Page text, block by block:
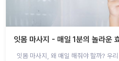
잇몸 마사지 - 매일 1분의 놀라운
잇몸 마사지, 왜 매일 해줘야 할까? 우